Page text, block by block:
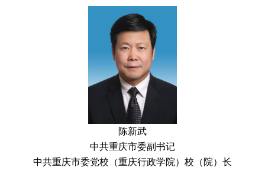
陈新武
中共重庆市委副书记
中共重庆市委党校（重庆行政学院）校（院）长